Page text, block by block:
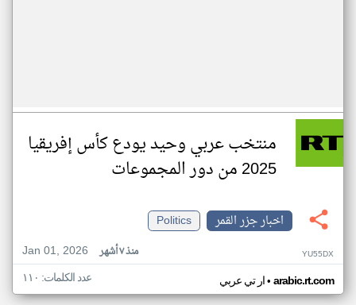
منتخب عربي وحيد يودع كأس إفريقيا
2025 من دور المجموعات
اخبار جزر القمر
Politics
Jan 01, 2026
منذ ٧ أشهر YU55DX
ار تي عربي• arabic.rt.com عدد الكلمات: ١١٠